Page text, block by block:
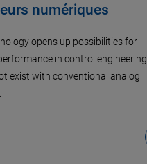
numériques
opens up possibilities for
in control engineering
exist with conventional analog